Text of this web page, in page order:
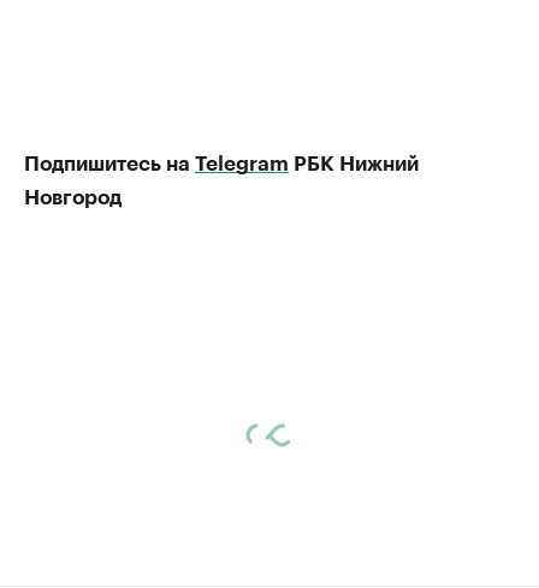
Подпишитесь на Telegram РБК Нижний
Новгород